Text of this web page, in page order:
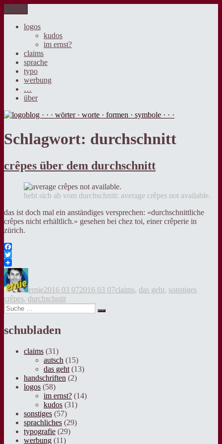
Inhalt
springen
logoblog · · · wörter · worte · formen · symbole · · ·
der blog über sprache, design und werbung.
logos
kudos
im ernst?
claims
sprache
typo
werbung
…
über
Schlagwort: durchschnitt
crêpes über dem durchschnitt
hebt sich ab vom durchschnitt: average crêpes not available.
das ist doch mal ein anständiges versprechen: «durchschnittliche
crêpes nicht erhältlich.» gesehen bei chez toi, einer crêperie in
zürich.
Facebook
Twitter
ernie2016 03 072016 03 07claims, das geht, sonstiges
crêpes, durchschnitt
Suche
nach:
Suche
schubladen
claims (31)
autsch (15)
das geht (13)
handschriften (2)
logos (58)
im ernst? (14)
kudos (31)
sonstiges (57)
sprachliches (29)
typografie (29)
werbung (11)